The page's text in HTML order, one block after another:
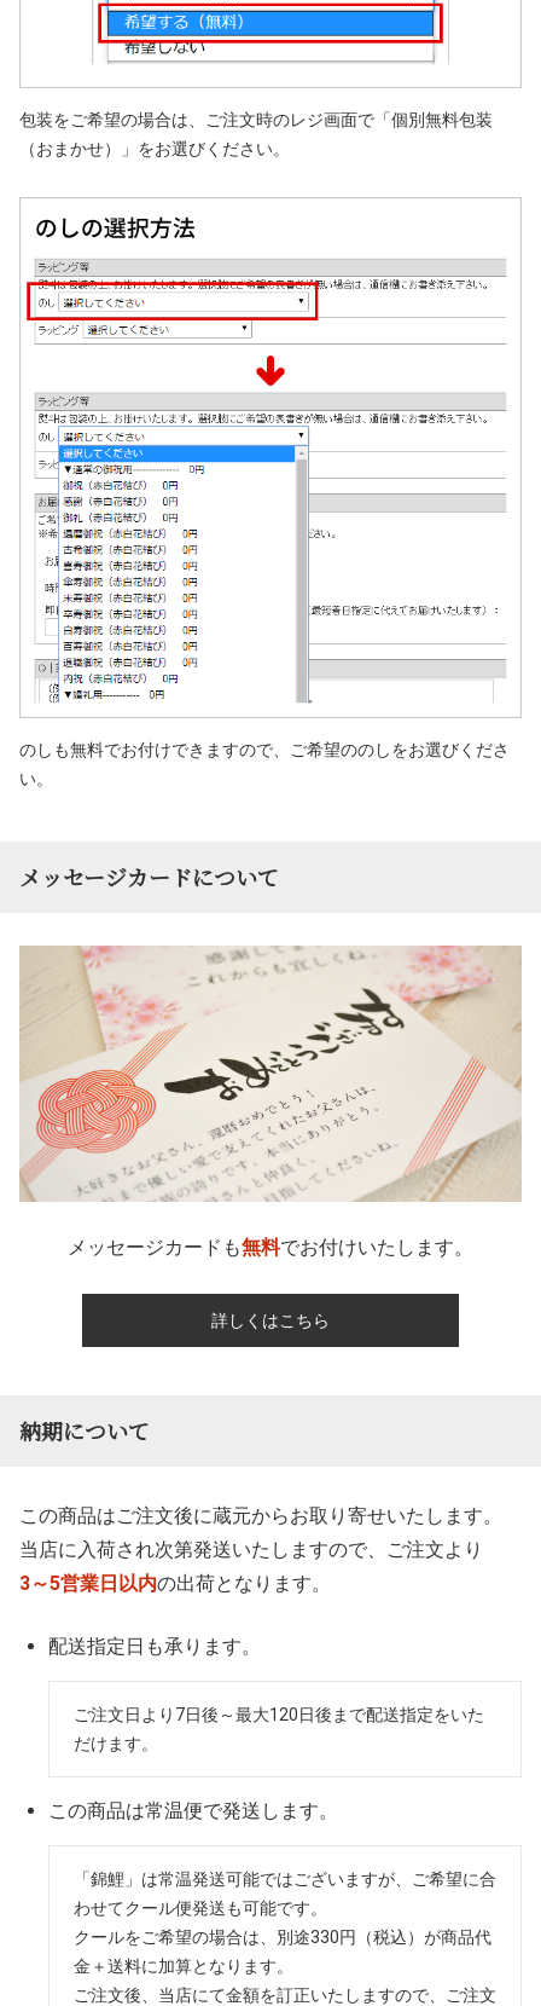
包装をご希望の場合は、ご注文時のレジ画面で「個別無料包装
（おまかせ）」をお選びください。
のしも無料でお付けできますので、ご希望ののしをお選びくださ
い。
メッセージカードについて
メッセージカードも無料でお付けいたします。
詳しくはこちら
納期について
この商品はご注文後に蔵元からお取り寄せいたします。
当店に入荷され次第発送いたしますので、
ご注文より
3～5営業日以内の出荷となります。
配送指定日も承ります。
ご注文日より7日後～最大120日後まで配送指定をいた
だけます。
この商品は常温便で発送します。
「錦鯉」は常温発送可能ではございますが、ご希望に合
わせてクール便発送も可能です。
クールをご希望の場合は、別途330円（税込）が商品代
金＋送料に加算となります。
ご注文後、当店にて金額を訂正いたしますので、ご注文